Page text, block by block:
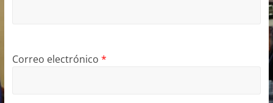
Correo electrónico *